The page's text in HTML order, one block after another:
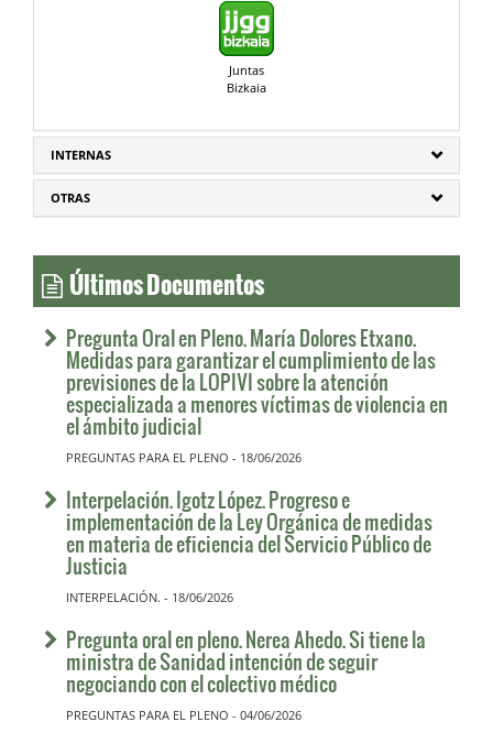
Juntas
Bizkaia
INTERNAS
OTRAS
Últimos Documentos
Pregunta Oral en Pleno. María Dolores Etxano.
Medidas para garantizar el cumplimiento de las
previsiones de la LOPIVI sobre la atención
especializada a menores víctimas de violencia en
el ámbito judicial
PREGUNTAS PARA EL PLENO - 18/06/2026
Interpelación. Igotz López. Progreso e
implementación de la Ley Orgánica de medidas
en materia de eficiencia del Servicio Público de
Justicia
INTERPELACIÓN. - 18/06/2026
Pregunta oral en pleno. Nerea Ahedo. Si tiene la
ministra de Sanidad intención de seguir
negociando con el colectivo médico
PREGUNTAS PARA EL PLENO - 04/06/2026